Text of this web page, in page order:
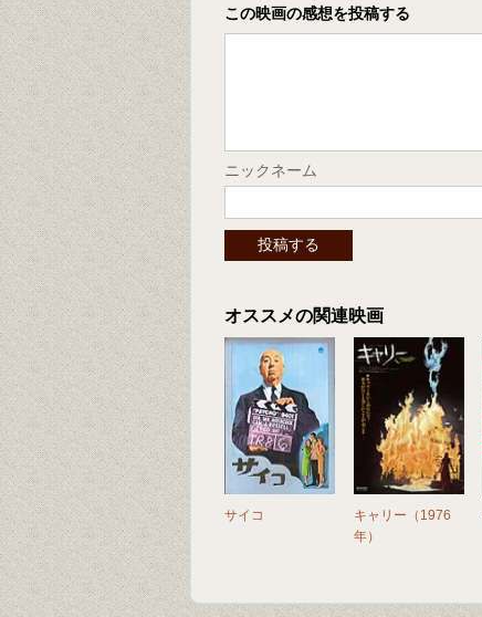
この映画の感想を投稿する
ニックネーム
オススメの関連映画
サイコ
キャリー（1976
年）